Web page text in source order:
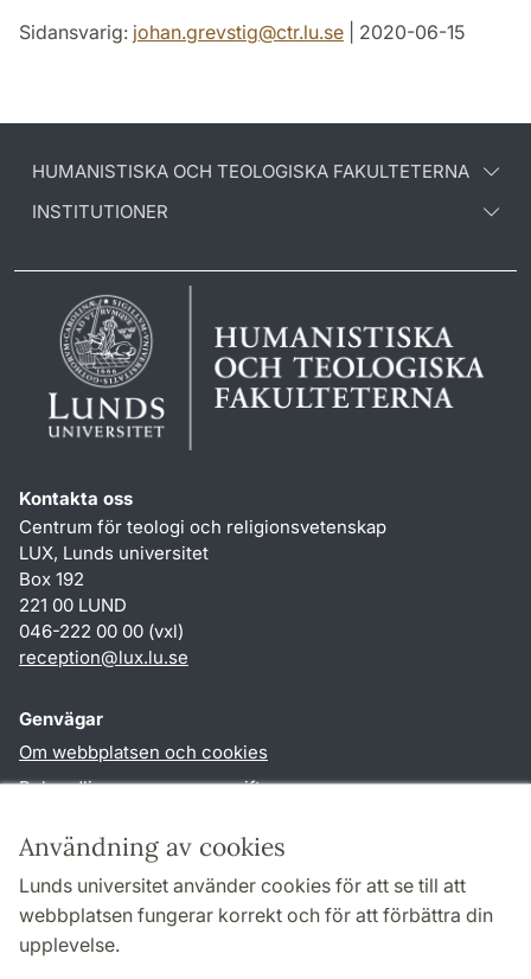
Användning av cookies
Lunds universitet använder cookies för att se till att
webbplatsen fungerar korrekt och för att förbättra din
upplevelse.
Sidansvarig: johan.grevstig@ctr.lu.se | 2020-06-15
HUMANISTISKA OCH TEOLOGISKA FAKULTETERNA
INSTITUTIONER
Kontakta oss
Centrum för teologi och religionsvetenskap
LUX, Lunds universitet
Box 192
221 00 LUND
046-222 00 00 (vxl)
reception@lux.lu.se
Genvägar
Om webbplatsen och cookies
Behandling av personuppgifter
TYPO3-login
Följ oss i sociala medier